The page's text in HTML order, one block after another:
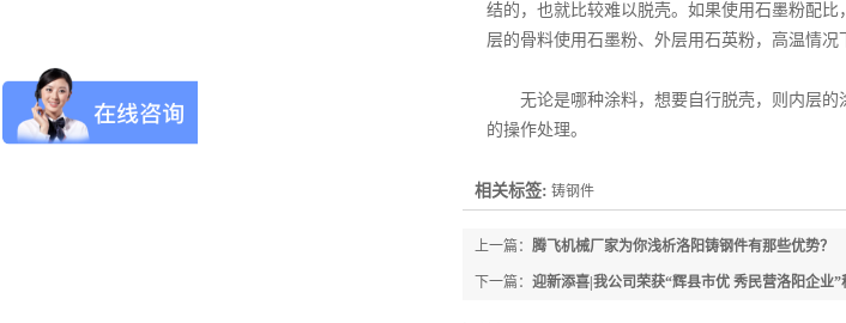
结的，也就比较难以脱壳。如果使用石墨粉配
层的骨料使用石墨粉、外层用石英粉，高温情况
无论是哪种涂料，想要自行脱壳，则内层的
的操作处理。
相关标签: 铸钢件
上一篇： 腾飞机械厂家为你浅析洛阳铸钢件有那些优势？
下一篇： 迎新添喜|我公司荣获“辉县市优 秀民营洛阳企业”